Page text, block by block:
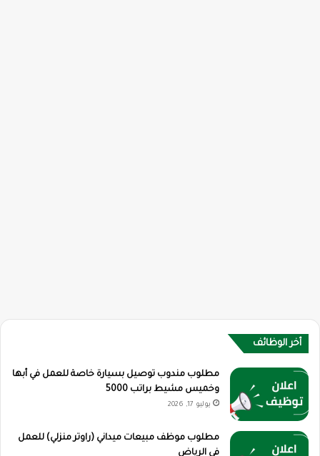
أخر الوظائف
مطلوب مندوب توصيل بسيارة خاصة للعمل في أبها
وخميس مشيط براتب 5000
يوليو 17, 2026
مطلوب موظف مبيعات ميداني (راوتر منزلي) للعمل
في الرياض